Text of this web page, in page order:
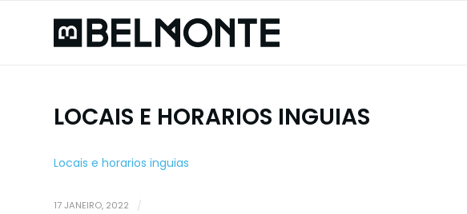
LOCAIS E HORARIOS INGUIAS
Locais e horarios inguias
17 JANEIRO, 2022 /